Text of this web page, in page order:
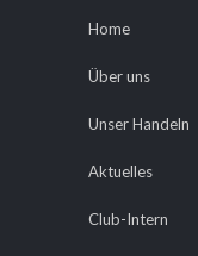
Home
Über uns
Unser Handeln
Aktuelles
Club-Intern